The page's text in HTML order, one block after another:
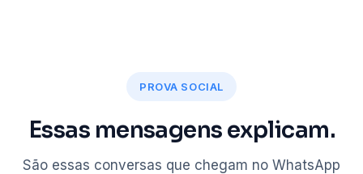
PROVA SOCIAL
Essas mensagens explicam.
São essas conversas que chegam no WhatsApp